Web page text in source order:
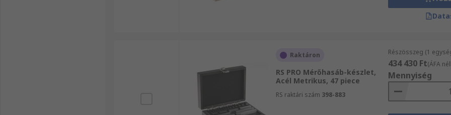
Raktáron
RS PRO Mérőhasáb-készlet,
Acél Metrikus, 47 piece
RS raktári szám 398-883
Részösszeg (1
434 430 Ft(ÁFA
Mennyiség